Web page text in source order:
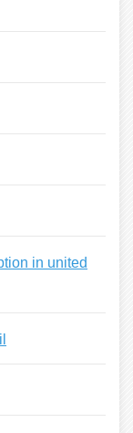
in united